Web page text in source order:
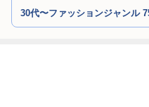
ットや地方でも買えるプチプ
ます。 フォロー、ブックマー
30代〜ファッションジャンル